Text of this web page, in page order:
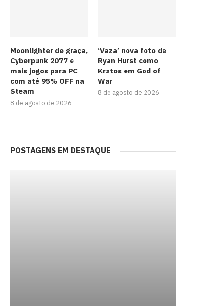
Moonlighter de graça,
Cyberpunk 2077 e
mais jogos para PC
com até 95% OFF na
Steam
8 de agosto de 2026
‘Vaza’ nova foto de
Ryan Hurst como
Kratos em God of
War
8 de agosto de 2026
POSTAGENS EM DESTAQUE